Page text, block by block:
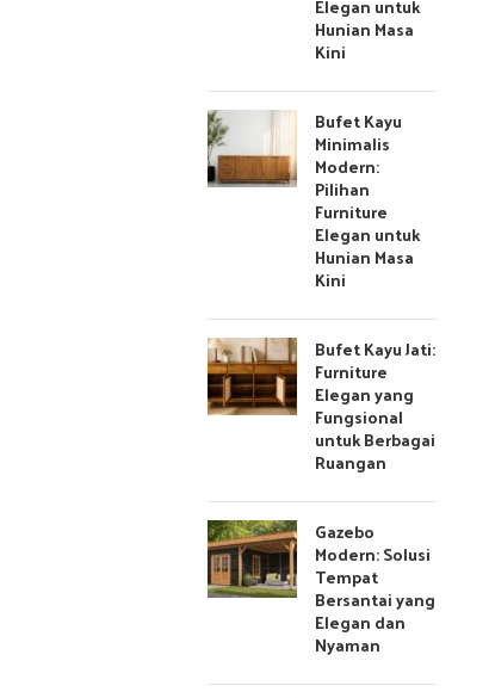
Elegan untuk
Hunian Masa
Kini
Bufet Kayu
Minimalis
Modern:
Pilihan
Furniture
Elegan untuk
Hunian Masa
Kini
Bufet Kayu Jati:
Furniture
Elegan yang
Fungsional
untuk Berbagai
Ruangan
Gazebo
Modern: Solusi
Tempat
Bersantai yang
Elegan dan
Nyaman